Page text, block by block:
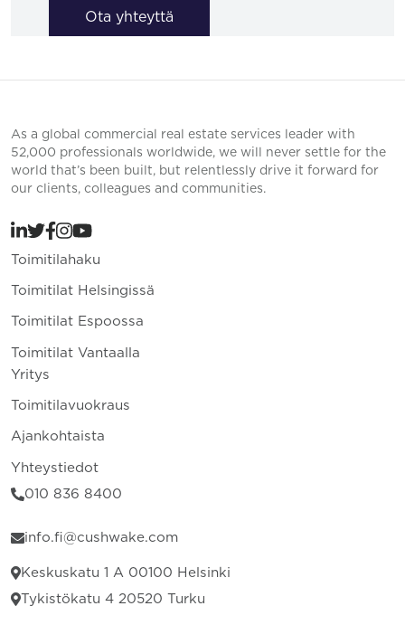
Ota yhteyttä
As a global commercial real estate services leader with
52,000 professionals worldwide, we will never settle for the
world that’s been built, but relentlessly drive it forward for
our clients, colleagues and communities.
Toimitilahaku
Toimitilat Helsingissä
Toimitilat Espoossa
Toimitilat Vantaalla
Yritys
Toimitilavuokraus
Ajankohtaista
Yhteystiedot
010 836 8400
info.fi@cushwake.com
Keskuskatu 1 A 00100 Helsinki
Tykistökatu 4 20520 Turku